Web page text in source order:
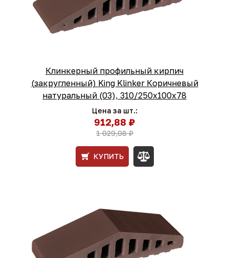
Клинкерный профильный кирпич
(закругленный) King Klinker Коричневый
натуральный (03), 310/250x100x78
Цена за шт.:
912,88 ₽
1 029,08 ₽
КУПИТЬ